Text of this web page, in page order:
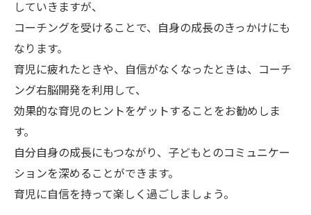
していきますが、
コーチングを受けることで、自身の成長のきっかけにも
なります。
育児に疲れたときや、自信がなくなったときは、コーチ
ング右脳開発を利用して、
効果的な育児のヒントをゲットすることをお勧めしま
す。
自分自身の成長にもつながり、子どもとのコミュニケー
ションを深めることができます。
育児に自信を持って楽しく過ごしましょう。